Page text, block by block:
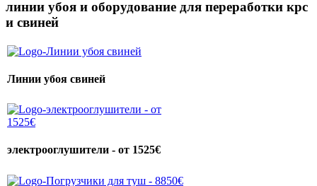
линии убоя и оборудование для переработки крс
и свиней
Линии убоя свиней
электрооглушители - от 1525€